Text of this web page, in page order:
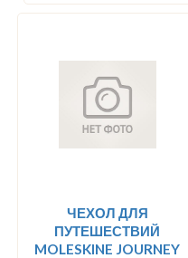
ЧЕХОЛ ДЛЯ
ПУТЕШЕСТВИЙ
MOLESKINE JOURNEY